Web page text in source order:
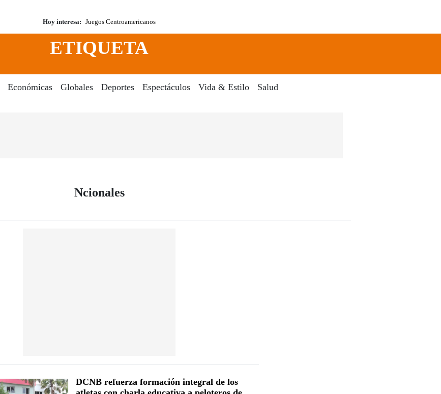
Hoy interesa: Juegos Centroamericanos
Search
ETIQUETA
Económicas Globales Deportes Espectáculos Vida & Estilo Salud
Ncionales- Periódico El Dia Digital
DCNB refuerza formación integral de los